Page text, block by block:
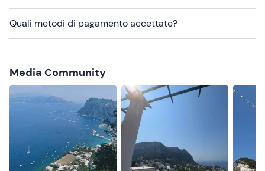
In zona sono presentiparcheggi a pagamento.
Abbigliamento consigliato
Non dimenticare di portare
Crema solare
Occhiali da sole
Quali metodi di pagamento accettate?
Media Community